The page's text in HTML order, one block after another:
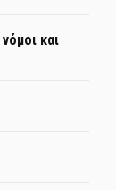
και